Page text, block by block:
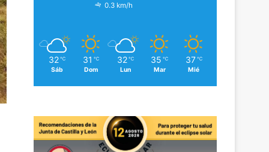
0.3 km/h
32 ℃
Sáb
31 ℃
Dom
32 ℃
Lun
35 ℃
Mar
37 ℃
Mié